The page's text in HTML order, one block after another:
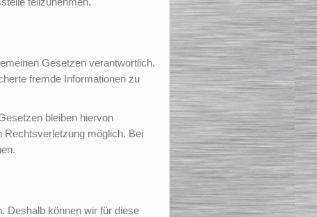
Gesetzen verantwortlich.
fremde Informationen zu
bleiben hiervon
Rechtsverletzung möglich. Bei
Deshalb können wir für diese